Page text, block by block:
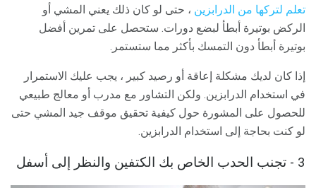
تعلم لتركها من الدرابزين ، حتى لو كان ذلك يعني المشي أو
الركض بوتيرة أبطأ لبضع دورات. ستحصل على تمرين أفضل
بوتيرة أبطأ دون التمسك بأكثر مما ستستمر.
إذا كان لديك مشكلة إعاقة أو رصيد كبير ، يجب عليك الاستمرار
في استخدام الدرابزين. ولكن التشاور مع مدرب أو معالج طبيعي
للحصول على المشورة حول كيفية تحقيق موقف جيد المشي حتى
لو كنت بحاجة إلى استخدام الدرابزين.
3 - تجنب الحدب الخاص بك الكتفين والنظر إلى أسفل